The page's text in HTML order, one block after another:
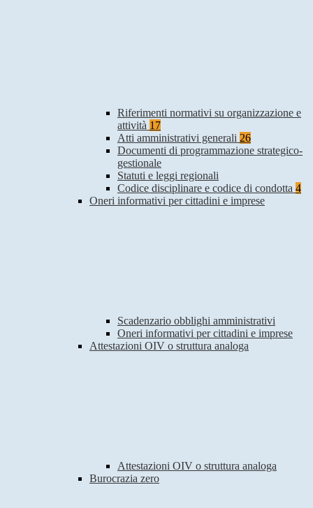
Riferimenti normativi su organizzazione e
attività 17
Atti amministrativi generali 26
Documenti di programmazione strategico-
gestionale
Statuti e leggi regionali
Codice disciplinare e codice di condotta 4
Oneri informativi per cittadini e imprese
Scadenzario obblighi amministrativi
Oneri informativi per cittadini e imprese
Attestazioni OIV o struttura analoga
Attestazioni OIV o struttura analoga
Burocrazia zero